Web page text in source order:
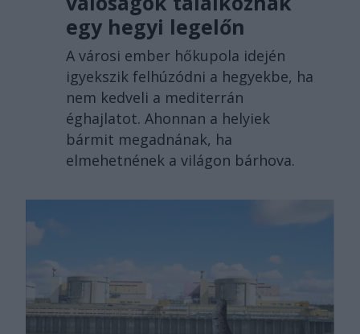
egy hegyi legelőn
A városi ember hőkupola idején
igyekszik felhúzódni a hegyekbe, ha
nem kedveli a mediterrán
éghajlatot. Ahonnan a helyiek
bármit megadnának, ha
elmehetnének a világon bárhova.